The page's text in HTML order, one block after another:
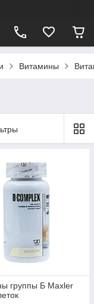
Витамины
группы Б Maxler